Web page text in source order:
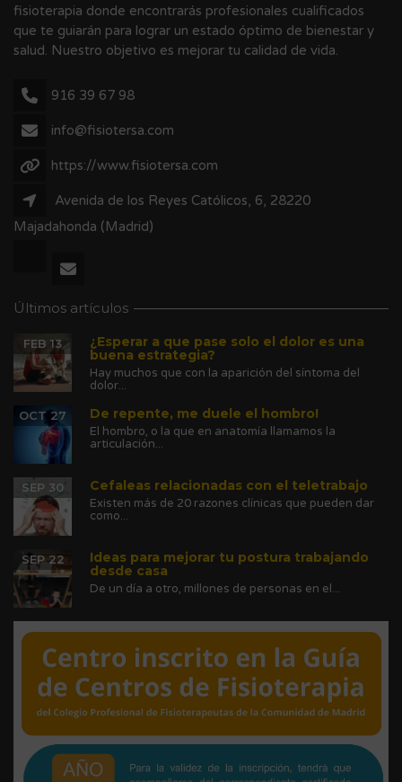
fisioterapia donde encontrarás profesionales cualificados
que te guiarán para lograr un estado óptimo de bienestar y
salud. Nuestro objetivo es mejorar tu calidad de vida.
916 39 67 98
info@fisiotersa.com
https://www.fisiotersa.com
Avenida de los Reyes Católicos, 6, 28220
Majadahonda (Madrid)
Últimos artículos
¿Esperar a que pase solo el dolor es una
buena estrategia?
FEB 13
Hay muchos que con la aparición del síntoma del
dolor...
De repente, me duele el hombro!
OCT 27
El hombro, o la que en anatomía llamamos la
articulación...
Cefaleas relacionadas con el teletrabajo
SEP 30
Existen más de 20 razones clínicas que pueden dar
como...
Ideas para mejorar tu postura trabajando
desde casa
SEP 22
De un día a otro, millones de personas en el...